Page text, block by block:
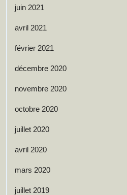
juin 2021
avril 2021
février 2021
décembre 2020
novembre 2020
octobre 2020
juillet 2020
avril 2020
mars 2020
juillet 2019